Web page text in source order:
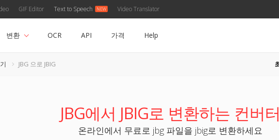
GIF Editor Text to Speech Video Translator
변환 OCR API 가격 Help
JBG 으로 JBIG
JBG에서 JBIG로 변환하는 컨버터
온라인에서 무료로 jbg 파일을 jbig로 변환하세요